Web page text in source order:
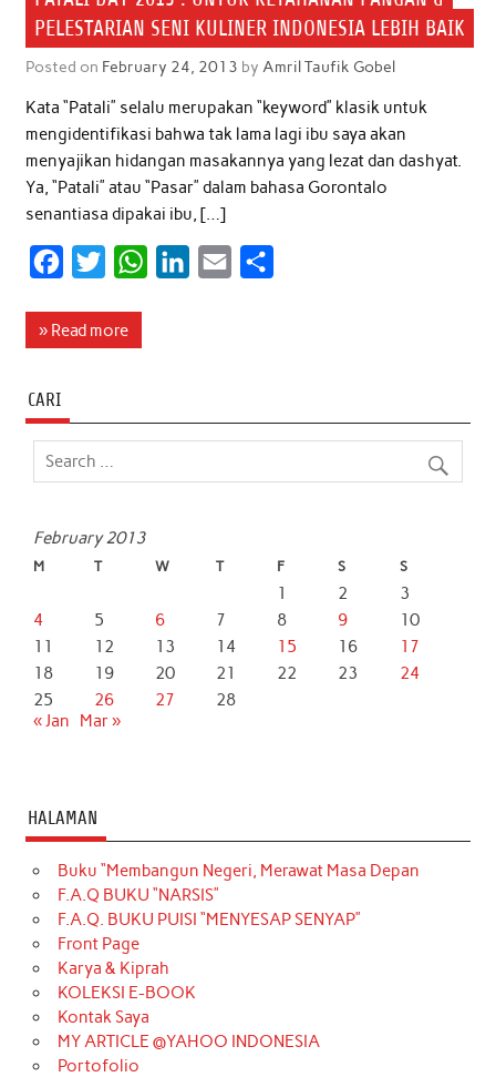
PELESTARIAN SENI KULINER INDONESIA LEBIH BAIK
Posted on February 24, 2013 by Amril Taufik Gobel
Kata “Patali” selalu merupakan “keyword” klasik untuk
mengidentifikasi bahwa tak lama lagi ibu saya akan
menyajikan hidangan masakannya yang lezat dan dashyat.
Ya, “Patali” atau “Pasar” dalam bahasa Gorontalo
senantiasa dipakai ibu, […]
c
o
o
i
e
W
A
d
» Read more
CARI
February 2013
M T W T F S S
1 2
3
4
5 6 7 8 9
10
11
12 13 14 15 16
17
18
19 20 21 22 23
24
25
26 27
28
« Jan
Mar »
HALAMAN
Buku “Membangun Negeri, Merawat Masa Depan
F.A.Q BUKU “NARSIS”
F.A.Q. BUKU PUISI “MENYESAP SENYAP”
Front Page
Karya & Kiprah
KOLEKSI E-BOOK
Kontak Saya
MY ARTICLE @YAHOO INDONESIA
Portofolio